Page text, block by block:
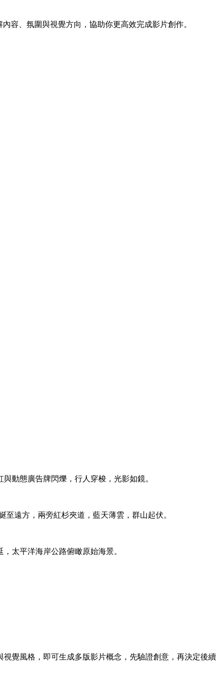
容、氛圍與視覺方向，協助你更高效完成影片創作。
動態廣告牌閃爍，行人穿梭，光影如鏡。
遠方，兩旁紅杉夾道，藍天薄雲，群山起伏。
太平洋海岸公路俯瞰原始海景。
覺風格，即可生成多版影片概念，先驗證創意，再決定後續